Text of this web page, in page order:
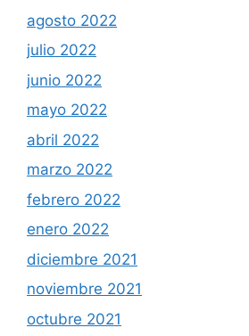
agosto 2022
julio 2022
junio 2022
mayo 2022
abril 2022
marzo 2022
febrero 2022
enero 2022
diciembre 2021
noviembre 2021
octubre 2021